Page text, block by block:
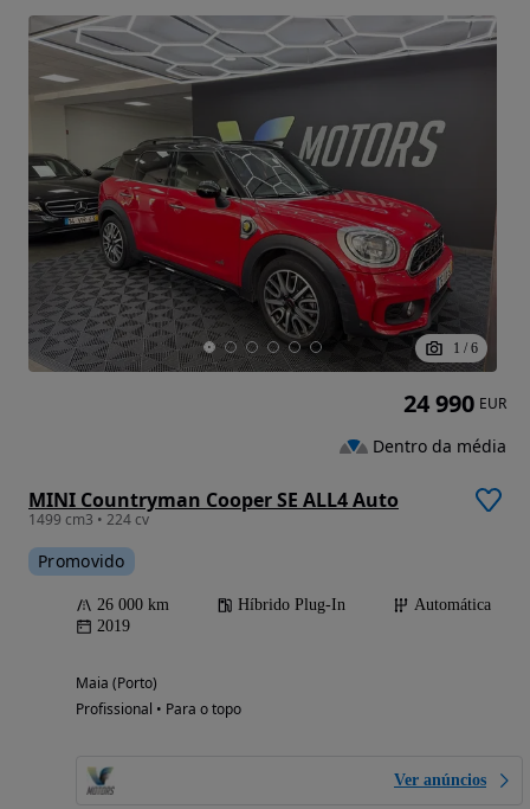
1 / 6
MINI Countryman Cooper SE ALL4 Auto
1499 cm3 • 224 cv
Promovido
26 000 km Híbrido Plug-In
Automática
2019
Maia (Porto)
Profissional • Para o topo
Ver anúncios
24 990 EUR
Dentro da média